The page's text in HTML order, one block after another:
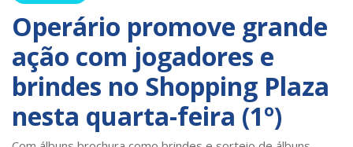
Operário promove grande
ação com jogadores e
brindes no Shopping Plaza
nesta quarta-feira (1º)